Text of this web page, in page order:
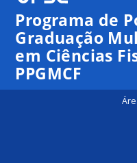
Programa de
Graduação
em Ciências
PPGMCF